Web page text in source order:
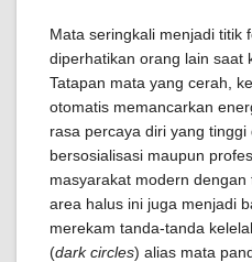
Mata seringkali menjadi titik
diperhatikan orang lain saat
Tatapan mata yang cerah,
otomatis memancarkan
rasa percaya diri yang tinggi
bersosialisasi maupun
masyarakat modern dengan
area halus ini juga menjadi
merekam tanda-tanda
(dark circles) alias mata